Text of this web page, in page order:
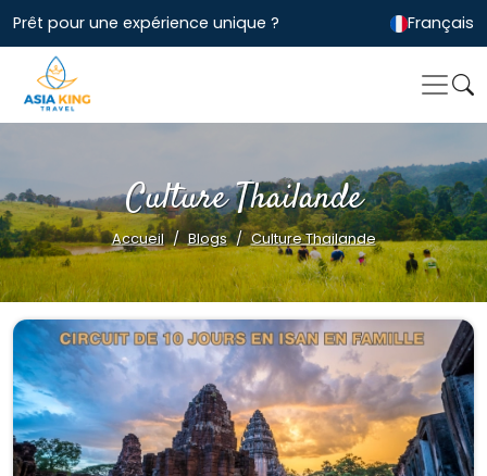
Prêt pour une expérience unique ? Français
Culture Thailande
Accueil Blogs Culture Thailande